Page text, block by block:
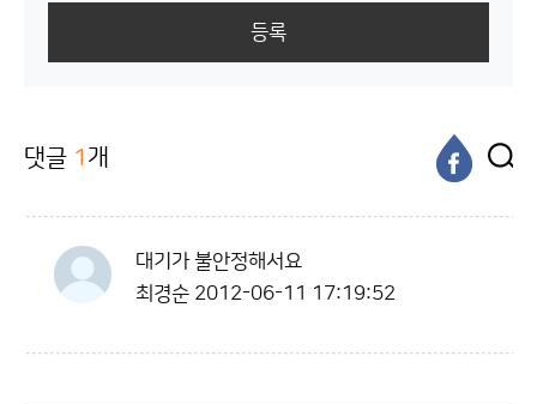
등록
댓글 1 개
대기가 불안정해서요
최경순 2012-06-11 17:19:52